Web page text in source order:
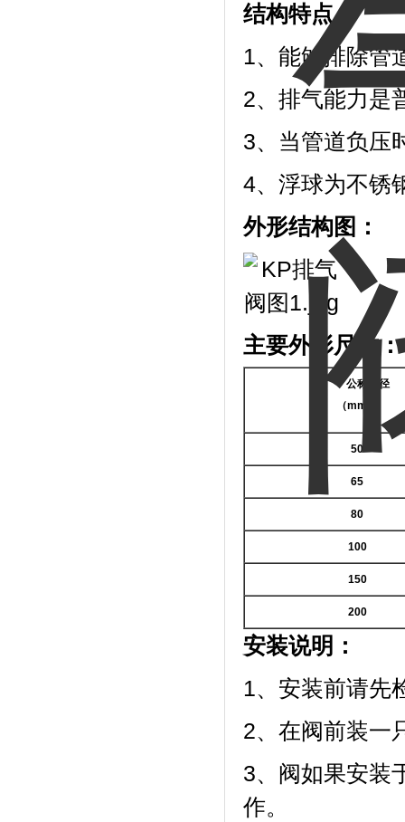
结构特点：
1、能够排除管
2、排气能力是
3、当管道负压
4、浮球为不锈
外形结构图：
主要外形尺寸：
公称通径
（mm）
50
65
80
100
150
200
安装说明：
1、安装前请先
2、在阀前装一
3、阀如果安装
作。